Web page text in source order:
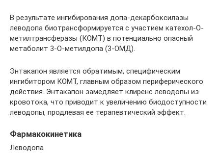
В результате ингибирования допа-декарбоксилазы
леводопа биотрансформируется с участием катехол-О-
метилтрансферазы (КОМТ) в потенциально опасный
метаболит 3-О-метилдопа (3-ОМД).
Энтакапон является обратимым, специфическим
ингибитором КОМТ, главным образом периферического
действия. Энтакапон замедляет клиренс леводопы из
кровотока, что приводит к увеличению биодоступности
леводопы, продлевая ее терапевтический эффект.
Фармакокинетика
Леводопа